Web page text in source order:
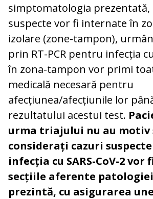
simptomatologia prezentată,
suspecte vor fi internate în
izolare (zone-tampon),
prin RT-PCR pentru infecția cu
în zona-tampon vor primi
medicală necesară pentru
afecțiunea/afecțiunile lor
rezultatului acestui test.
urma triajului nu au motiv
considerați cazuri
infecția cu SARS-CoV-2
secțiile aferente patologiei
prezintă, cu asigurarea